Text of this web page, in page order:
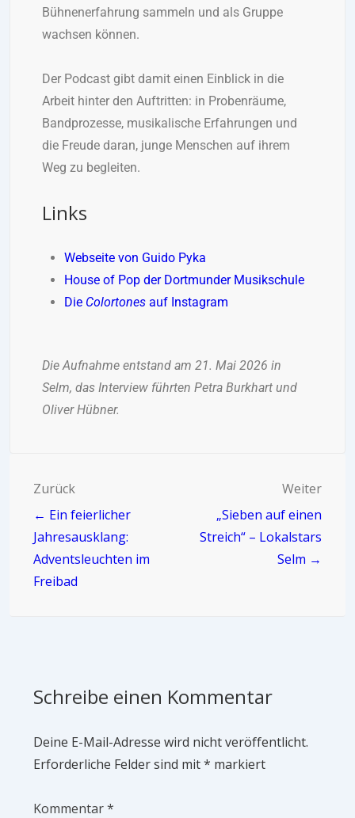
Bühnenerfahrung sammeln und als Gruppe
wachsen können.
Der Podcast gibt damit einen Einblick in die
Arbeit hinter den Auftritten: in Probenräume,
Bandprozesse, musikalische Erfahrungen und
die Freude daran, junge Menschen auf ihrem
Weg zu begleiten.
Links
Webseite von Guido Pyka
House of Pop der Dortmunder Musikschule
Die Colortones auf Instagram
Die Aufnahme entstand am 21. Mai 2026 in
Selm, das Interview führten Petra Burkhart und
Oliver Hübner.
Zurück
← Ein feierlicher
Jahresausklang:
Adventsleuchten im
Freibad
Weiter
„Sieben auf einen
Streich“ – Lokalstars
Selm →
Schreibe einen Kommentar
Deine E-Mail-Adresse wird nicht veröffentlicht.
Erforderliche Felder sind mit* markiert
Kommentar*